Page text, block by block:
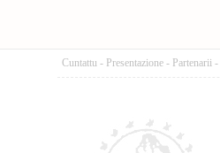
Cuntattu - Presentazione - Partenarii -